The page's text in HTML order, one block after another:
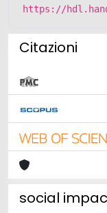
https://
Citazioni
social